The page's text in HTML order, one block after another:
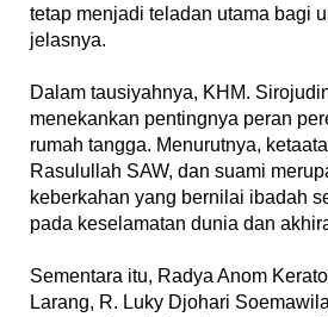
tetap menjadi teladan utama bagi
jelasnya.
‎Dalam tausiyahnya, KHM.
menekankan pentingnya peran
rumah tangga. Menurutnya,
Rasulullah SAW, dan suami
keberkahan yang bernilai ibadah
pada keselamatan dunia dan
‎Sementara itu, Radya Anom
Larang, R. Luky Djohari